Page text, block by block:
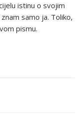
istinu o svojim
samo ja. Toliko,
pismu.